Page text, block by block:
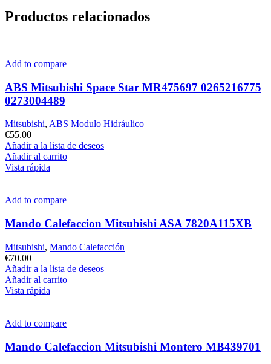
Productos relacionados
Add to compare
ABS Mitsubishi Space Star MR475697 0265216775
0273004489
Mitsubishi, ABS Modulo Hidráulico
€55.00
Añadir a la lista de deseos
Añadir al carrito
Vista rápida
Add to compare
Mando Calefaccion Mitsubishi ASA 7820A115XB
Mitsubishi, Mando Calefacción
€70.00
Añadir a la lista de deseos
Añadir al carrito
Vista rápida
Add to compare
Mando Calefaccion Mitsubishi Montero MB439701